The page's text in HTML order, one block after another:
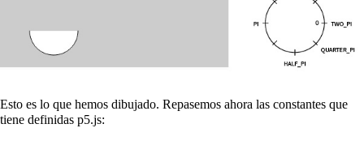
Esto es lo que hemos dibujado. Repasemos ahora las constantes que
tiene definidas p5.js: